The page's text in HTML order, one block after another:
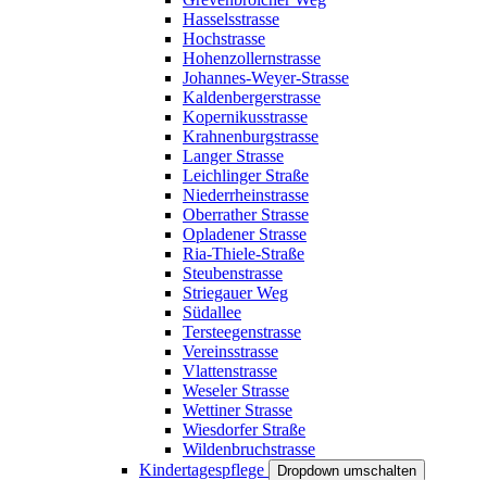
Hasselsstrasse
Hochstrasse
Hohenzollernstrasse
Johannes-Weyer-Strasse
Kaldenbergerstrasse
Kopernikusstrasse
Krahnenburgstrasse
Langer Strasse
Leichlinger Straße
Niederrheinstrasse
Oberrather Strasse
Opladener Strasse
Ria-Thiele-Straße
Steubenstrasse
Striegauer Weg
Südallee
Tersteegenstrasse
Vereinsstrasse
Vlattenstrasse
Weseler Strasse
Wettiner Strasse
Wiesdorfer Straße
Wildenbruchstrasse
Kindertagespflege
Dropdown umschalten